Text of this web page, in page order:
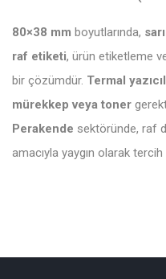
80×38 mm boyutlarında,
raf etiketi, ürün etiketleme
bir çözümdür. Termal
mürekkep veya toner
Perakende sektöründe, raf
amacıyla yaygın olarak tercih